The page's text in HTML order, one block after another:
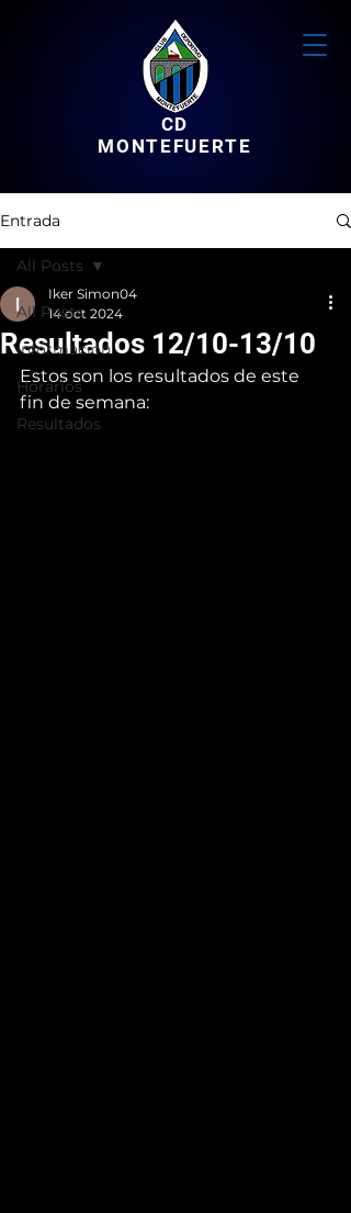
CD
MONTEFUERTE
Entrada
All Posts
Informacion
Horarios
Resultados
All Posts
Resultados 12/10-13/10
Iker Simon04
14 oct 2024
Estos son los resultados de este
fin de semana: